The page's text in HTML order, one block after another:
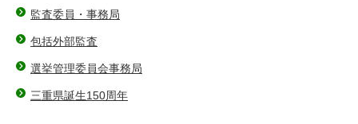
監査委員・事務局
包括外部監査
選挙管理委員会事務局
三重県誕生150周年